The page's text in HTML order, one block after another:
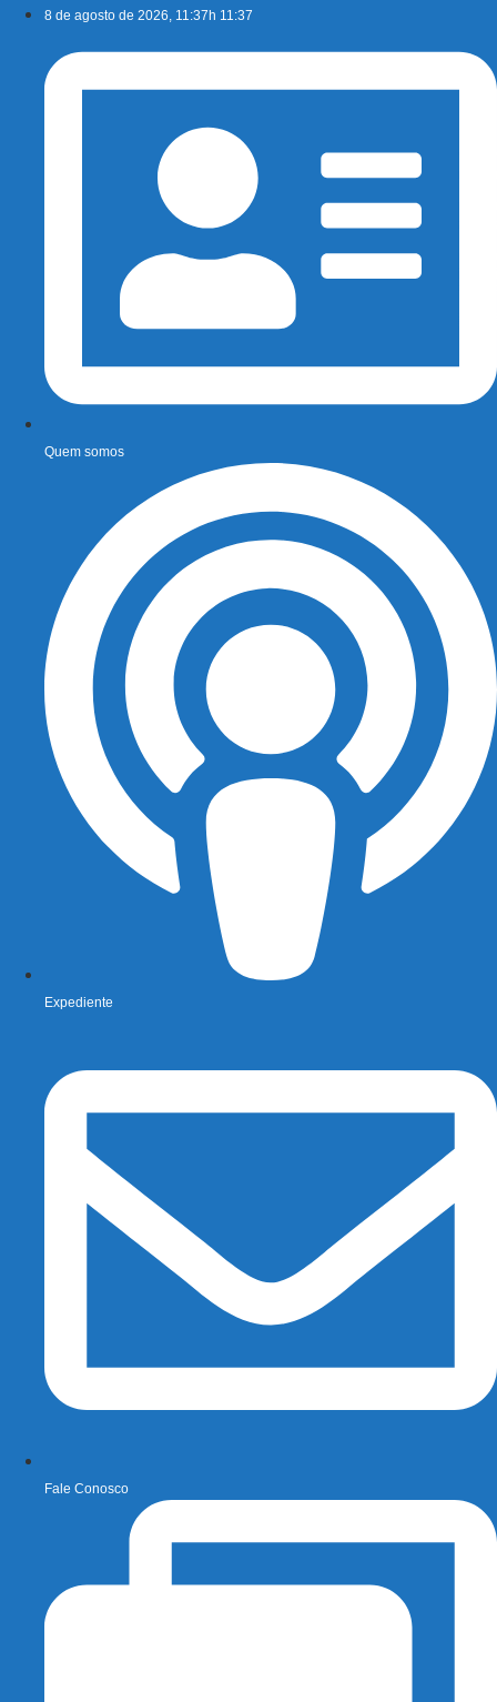
conteúdo
8 de agosto de 2026, 11:37h 11:37
Quem somos
Expediente
Fale Conosco